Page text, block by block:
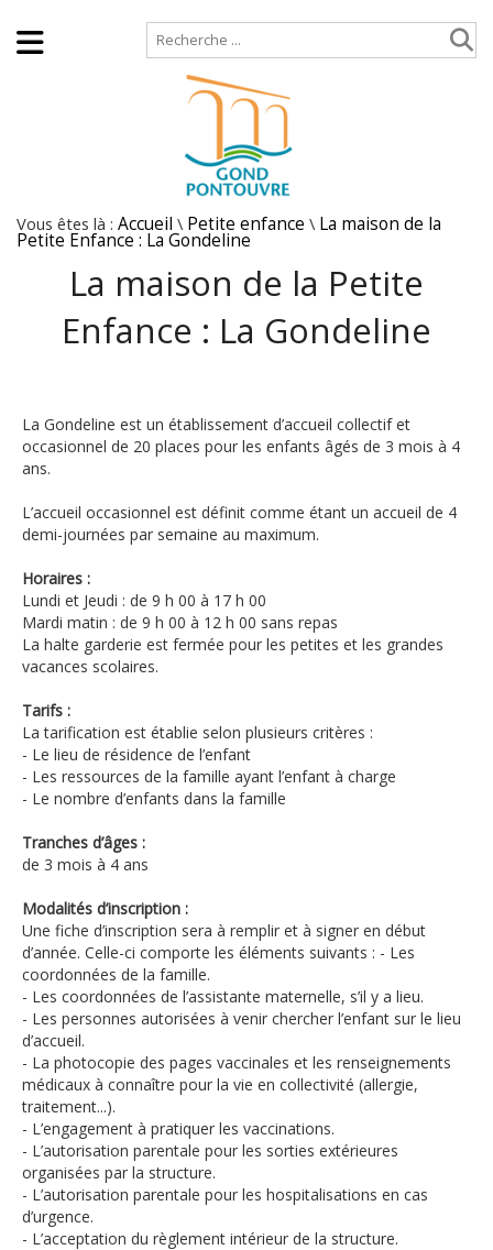
Vous êtes là : Accueil \ Petite enfance \ La maison de la
Petite Enfance : La Gondeline
La maison de la Petite
Enfance : La Gondeline
La Gondeline est un établissement d’accueil collectif et
occasionnel de 20 places pour les enfants âgés de 3 mois à 4
ans.
L’accueil occasionnel est définit comme étant un accueil de 4
demi-journées par semaine au maximum.
Horaires :
Lundi et Jeudi : de 9 h 00 à 17 h 00
Mardi matin : de 9 h 00 à 12 h 00 sans repas
La halte garderie est fermée pour les petites et les grandes
vacances scolaires.
Tarifs :
La tarification est établie selon plusieurs critères :
- Le lieu de résidence de l’enfant
- Les ressources de la famille ayant l’enfant à charge
- Le nombre d’enfants dans la famille
Tranches d’âges :
de 3 mois à 4 ans
Modalités d’inscription :
Une fiche d’inscription sera à remplir et à signer en début
d’année. Celle-ci comporte les éléments suivants : - Les
coordonnées de la famille.
- Les coordonnées de l’assistante maternelle, s’il y a lieu.
- Les personnes autorisées à venir chercher l’enfant sur le lieu
d’accueil.
- La photocopie des pages vaccinales et les renseignements
médicaux à connaître pour la vie en collectivité (allergie,
traitement...).
- L’engagement à pratiquer les vaccinations.
- L’autorisation parentale pour les sorties extérieures
organisées par la structure.
- L’autorisation parentale pour les hospitalisations en cas
d’urgence.
- L’acceptation du règlement intérieur de la structure.